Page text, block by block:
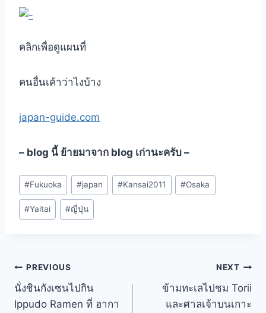
คลิกเพื่อดูแผนที่
คนอื่นเค้าว่าไงบ้าง
japan-guide.com
– blog นี้ ย้ายมาจาก blog เก่านะครับ –
Post
Tags:
#Fukuoka #japan #Kansai2011 #Osaka
#Yaitai #ญี่ปุ่น
Post
navigation
PREVIOUS
นั่งชินกังเซนไปกิน
Ippudo Ramen ที่ ฮากา
NEXT
ข้ามทะเลไปชม Torii
และศาลเจ้าบนเกาะ